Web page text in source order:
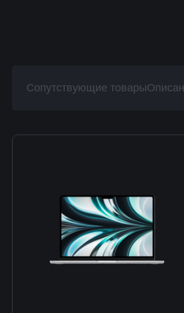
Сопутствующие товары